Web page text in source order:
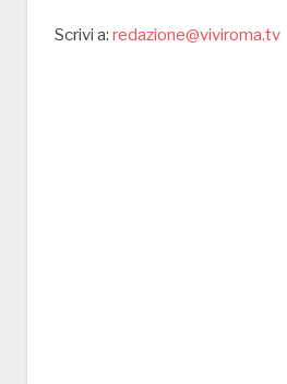
Scrivi a: redazione@viviroma.tv